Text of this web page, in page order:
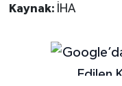
Kaynak: İHA